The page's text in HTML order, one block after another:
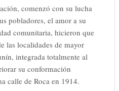
comenzó con su lucha
pobladores, el amor a su
comunitaria, hicieron que
las localidades de mayor
integrada totalmente al
su conformación
calle de Roca en 1914.